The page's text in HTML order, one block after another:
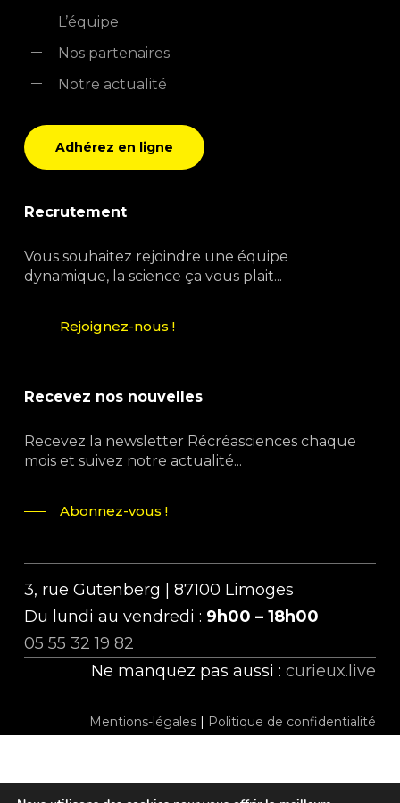
L’équipe
Nos partenaires
Notre actualité
Adhérez en ligne
Recrutement
Vous souhaitez rejoindre une équipe
dynamique, la science ça vous plait...
Rejoignez-nous !
Recevez nos nouvelles
Recevez la newsletter Récréasciences chaque
mois et suivez notre actualité...
Abonnez-vous !
3, rue Gutenberg | 87100 Limoges
Du lundi au vendredi : 9h00 – 18h00
05 55 32 19 82
Ne manquez pas aussi :curieux.live
Mentions-légales | Politique de confidentialité